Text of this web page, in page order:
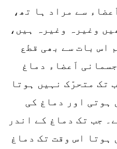
سے مراد ہا تھ،
وغیرہ وغیرہ ہیں،
اس بات سے بھی قطع
اَعضاء دماغ
تک متحرّک نہیں ہوتا
ہوتی اور دماغ کی
جب تک دماغ کے اندر
ہوتا اس وقت تک دماغ